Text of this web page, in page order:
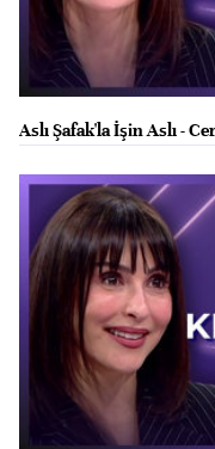
Aslı Şafak'la İşin Aslı -